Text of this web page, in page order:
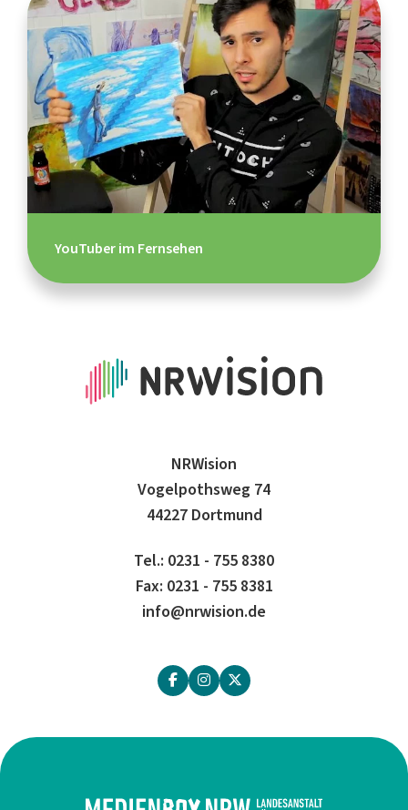
YouTuber im Fernsehen
NRWision
Vogelpothsweg 74
44227 Dortmund
Tel.: 0231 - 755 8380
Fax: 0231 - 755 8381
info@nrwision.de